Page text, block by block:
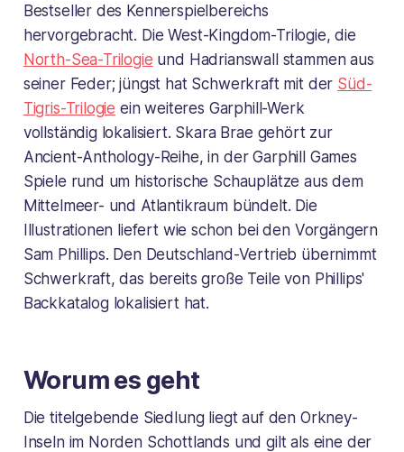
Bestseller des Kennerspielbereichs
hervorgebracht. Die West-Kingdom-Trilogie, die
North-Sea-Trilogie und Hadrianswall stammen aus
seiner Feder; jüngst hat Schwerkraft mit der Süd-
Tigris-Trilogie ein weiteres Garphill-Werk
vollständig lokalisiert. Skara Brae gehört zur
Ancient-Anthology-Reihe, in der Garphill Games
Spiele rund um historische Schauplätze aus dem
Mittelmeer- und Atlantikraum bündelt. Die
Illustrationen liefert wie schon bei den Vorgängern
Sam Phillips. Den Deutschland-Vertrieb übernimmt
Schwerkraft, das bereits große Teile von Phillips'
Backkatalog lokalisiert hat.
Worum es geht
Die titelgebende Siedlung liegt auf den Orkney-
Inseln im Norden Schottlands und gilt als eine der